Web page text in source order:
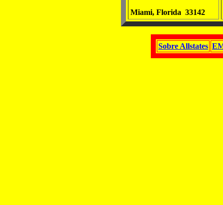
Miami, Florida 33142
Sobre Allstates